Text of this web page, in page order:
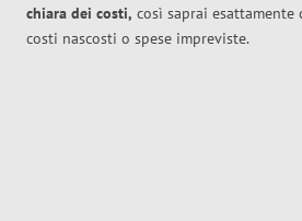
chiara dei costi, così saprai esattamente
costi nascosti o spese impreviste.